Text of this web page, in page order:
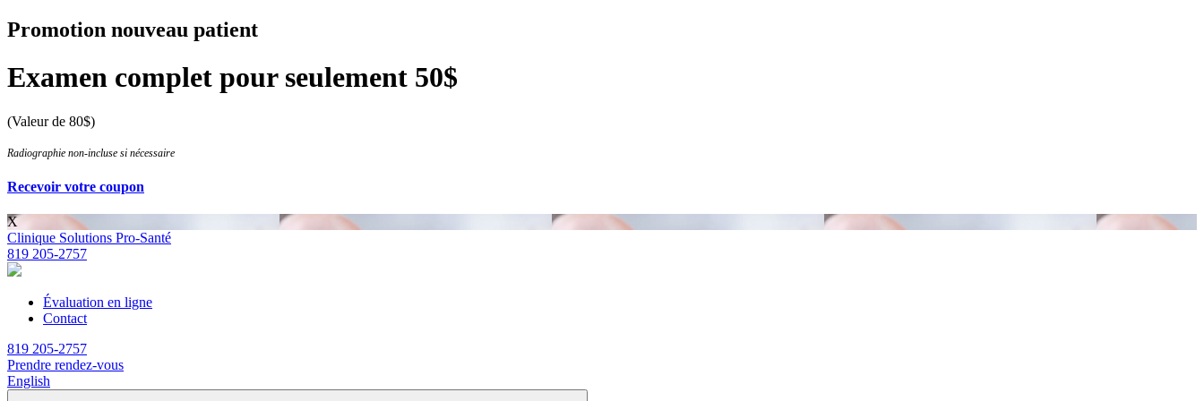
Promotion nouveau patient
Examen complet pour seulement 50$
(Valeur de 80$)
Radiographie non-incluse si nécessaire
Recevoir votre coupon
X
Clinique Solutions Pro-Santé
819 205-2757
Évaluation en ligne
Contact
819 205-2757
Prendre rendez-vous
English